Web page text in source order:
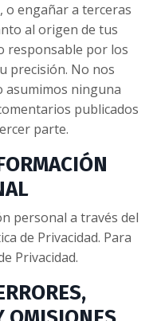
o engañar a terceras
al origen de tus
responsable por los
precisión. No nos
asumimos ninguna
publicados
parte.
personal a través del
de Privacidad. Para
Privacidad.